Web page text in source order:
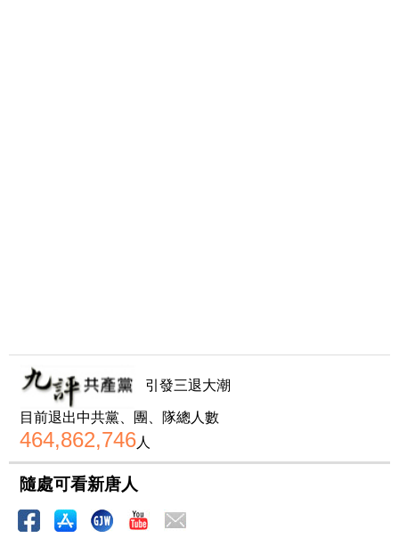
引發三退大潮
目前退出中共黨、團、隊總人數
464,862,746人
隨處可看新唐人